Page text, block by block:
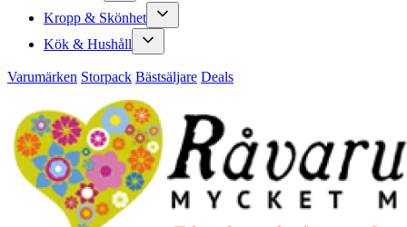
Kropp & Skönhet
Kök & Hushåll
Varumärken Storpack Bästsäljare Deals